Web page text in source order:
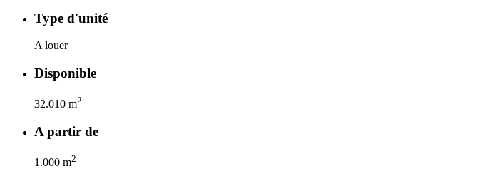
Type d'unité
A louer
Disponible
32.010 m2
A partir de
1.000 m2